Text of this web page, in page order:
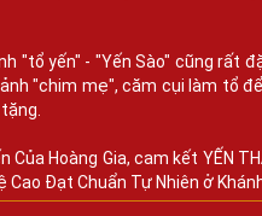
"tổ yến" - "Yến Sào" cũng rất
"chim mẹ", căm cụi làm tổ
Của Hoàng Gia, cam kết YẾN
Cao Đạt Chuẩn Tự Nhiên ở